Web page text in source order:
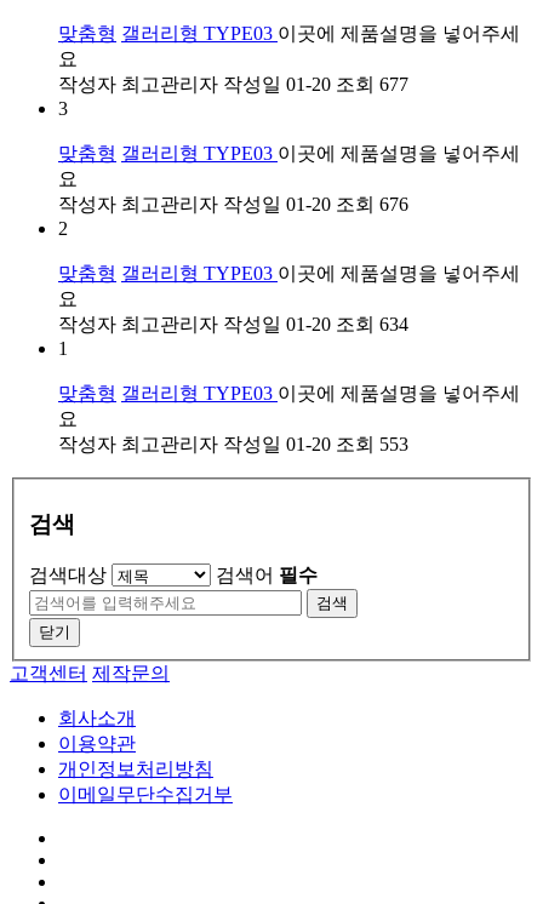
맞춤형 갤러리형 TYPE03 이곳에 제품설명을 넣어주세
요
작성자 최고관리자 작성일 01-20 조회 677
3
맞춤형 갤러리형 TYPE03 이곳에 제품설명을 넣어주세
요
작성자 최고관리자 작성일 01-20 조회 676
2
맞춤형 갤러리형 TYPE03 이곳에 제품설명을 넣어주세
요
작성자 최고관리자 작성일 01-20 조회 634
1
맞춤형 갤러리형 TYPE03 이곳에 제품설명을 넣어주세
요
작성자 최고관리자 작성일 01-20 조회 553
검색
검색대상 검색어 필수
검색
닫기
고객센터 제작문의
회사소개
이용약관
개인정보처리방침
이메일무단수집거부